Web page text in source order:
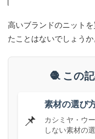
高いブランドのニット
たことはないでしょうか
🧶 この
📌
素材の選び
カシミヤ・ウ
しない素材の